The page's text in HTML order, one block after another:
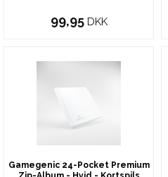
99,95 DKK
Gamegenic 24-Pocket Premium